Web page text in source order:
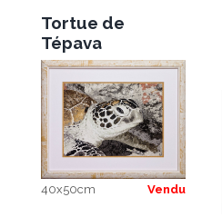
Tortue de
Tépava
40x50cm Vendu